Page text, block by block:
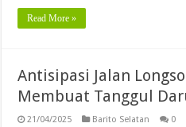
Read More »
Antisipasi Jalan
Membuat Tanggul
21/04/2025 Barito Selatan 0